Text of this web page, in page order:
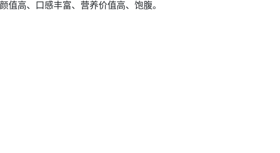
值高、口感丰富、营养价值高、饱腹。